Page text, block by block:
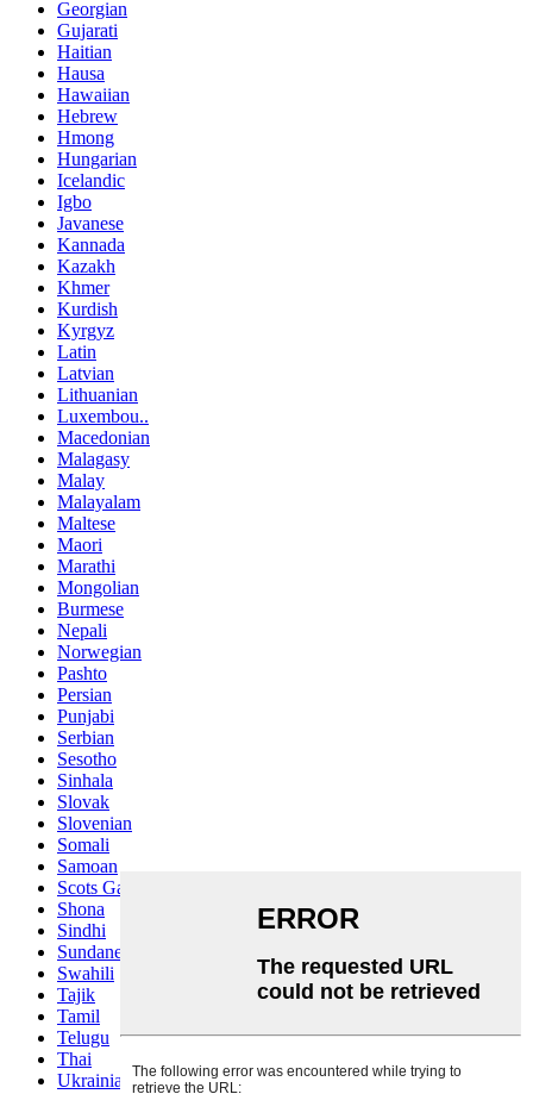
Georgian
Gujarati
Haitian
Hausa
Hawaiian
Hebrew
Hmong
Hungarian
Icelandic
Igbo
Javanese
Kannada
Kazakh
Khmer
Kurdish
Kyrgyz
Latin
Latvian
Lithuanian
Luxembou..
Macedonian
Malagasy
Malay
Malayalam
Maltese
Maori
Marathi
Mongolian
Burmese
Nepali
Norwegian
Pashto
Persian
Punjabi
Serbian
Sesotho
Sinhala
Slovak
Slovenian
Somali
Samoan
Scots Gaelic
Shona
Sindhi
Sundanese
Swahili
Tajik
Tamil
Telugu
Thai
Ukrainian